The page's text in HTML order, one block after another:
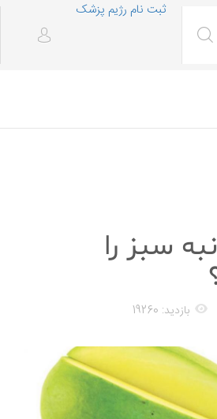
ثبت نام رژیم پزشک
سبز را
بازدید: 19260